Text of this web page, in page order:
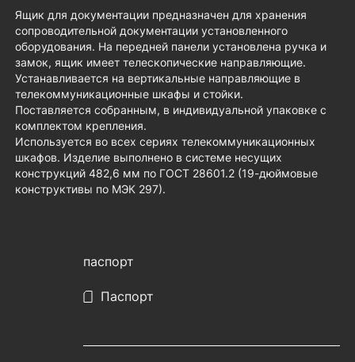
Ящик для документации предназначен для хранения
сопроводительной документации установленного
оборудования. На передней панели установлена ручка и
замок, ящик имеет телескопические направляющие.
Устанавливается на вертикальные направляющие в
телекоммуникационные шкафы и стойки.
Поставляется собранным, в индивидуальной упаковке с
комплектом крепления.
Используется во всех сериях телекоммуникационных
шкафов. Изделие выполнено в системе несущих
конструкций 482,6 мм по ГОСТ 28601.2 (19-дюймовые
конструктивы по МЭК 297).
паспорт
Паспорт